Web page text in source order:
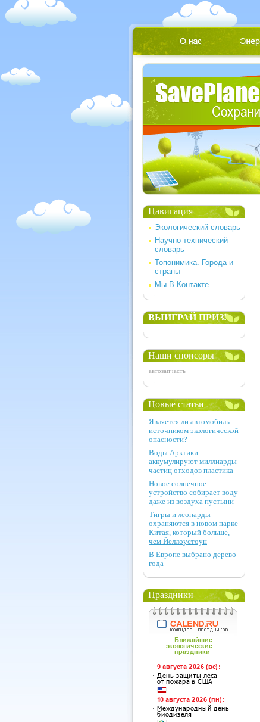
Навигация
Экологический словарь
Научно-технический
словарь
Топонимика. Города и
страны
Мы В Контакте
ВЫИГРАЙ ПРИЗ!
Наши спонсоры
автозапчасть
Новые статьи
Является ли автомобиль —
источником экологической
опасности?
Воды Арктики
аккумулируют миллиарды
частиц отходов пластика
Новое солнечное
устройство собирает воду
даже из воздуха пустыни
Тигры и леопарды
охраняются в новом парке
Китая, который больше,
чем Йеллоустоун
В Европе выбрано дерево
года
Праздники